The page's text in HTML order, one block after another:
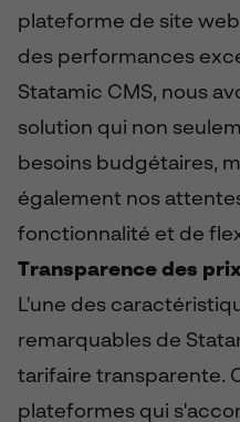
plateforme de site
des performances
Statamic CMS, nous
solution qui non
besoins budgétaires,
également nos
fonctionnalité et de
Transparence des
L'une des
remarquables de
tarifaire transparente.
plateformes qui